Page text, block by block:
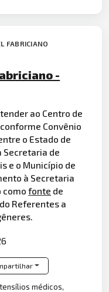
FABRICIANO
-
ao Centro de
conforme Convênio
o Estado de
Secretaria de
e o Município de
à Secretaria
comofonte de
Referentes a
médicos,